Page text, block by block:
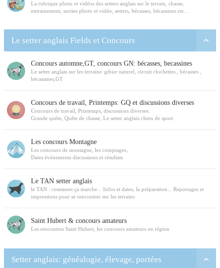
La rubrique photo et vidéos des setters anglais sur le terrain, chasse,
entrainement, sorties photo et vidéo, setters, bécasses, bécassines etc...
Le setter anglais Fields et Concours
Concours automne,GT, concours GN: bécasses, becassines
Le setter anglais sur les terrains: gibier naturel, circuit clochettes., bécasses ,
bécassines,GT
Concours de travail, Printemps: GQ et discussions diverses
Concours de travail, Printemps, discussions diverses:
Grande quête, Quête de chasse, Le setter anglais chien de sport.
Les concours Montagne
Les concours de montagne, les comptages,
Dates événements discussions et résultats
Le TAN setter anglais
le TAN : comment ça marche .. Infos et dates, la préparation... Reportages et
impressions pour se rencontrer sur les terrains
Saint Hubert & concours amateurs
Les rencontres Saint Hubert, les concours amateurs en région
Setter anglais: généalogie, élevage, portées